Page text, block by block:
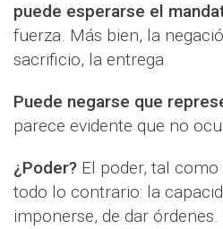
puede esperarse el
fuerza. Más bien, la
sacrificio, la entrega.
Puede negarse que
parece evidente que no
¿Poder? El poder, tal
todo lo contrario: la
imponerse, de dar